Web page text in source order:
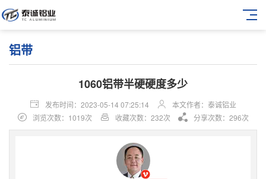
铝带
1060铝带半硬硬度多少
发布时间：2023-05-14 07:25:14
本文作者：泰诚铝业
浏览次数：1019次
收藏次数：232次 分享次数：296次